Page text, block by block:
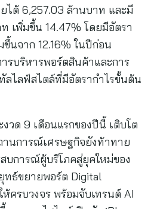
ได้ 6,257.03 ล้านบาท และมี
เพิ่มขึ้น 14.47% โดยมีอัตรา
นจาก 12.16% ในปีก่อน
รบริหารพอร์ตสินค้าและการ
ลไลฟ์สไตล์ที่มีอัตรากำไรขั้นต้น
วด 9 เดือนแรกของปีนี้ เติบโต
านการณ์เศรษฐกิจยังท้าทาย
บการณ์ผู้บริโภคสู่ยุคใหม่ของ
ทธ์ขยายพอร์ต Digital
ครบวงจร พร้อมจับเทรนด์ AI